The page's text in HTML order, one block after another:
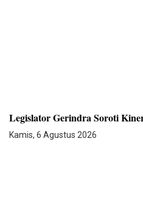
Legislator Gerindra Soroti
Kamis, 6 Agustus 2026